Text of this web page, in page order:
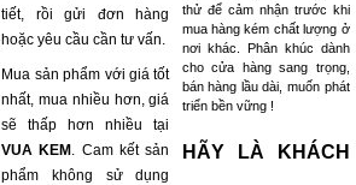
tiết, rồi gửi đơn hàng
hoặc yêu cầu cần tư vấn.
Mua sản phẩm với giá tốt
nhất, mua nhiều hơn, giá
sẽ thấp hơn nhiều tại
VUA KEM . Cam kết sản
phẩm không sử dụng
thử để cảm nhận trước khi
mua hàng kém chất lượng ở
nơi khác. Phân khúc dành
cho cửa hàng sang trọng,
bán hàng lầu dài, muốn phát
triển bền vững !
HÃY LÀ KHÁCH